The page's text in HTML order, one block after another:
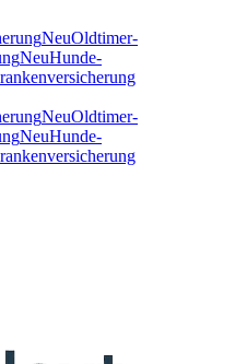
NeuOldtimer-
NeuHunde-
NeuOldtimer-
NeuHunde-